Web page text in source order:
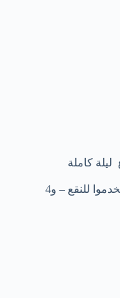
ليلة كاملة
8 أكواب من الماء الصافي ( 4 يستخدموا للنقع – و4